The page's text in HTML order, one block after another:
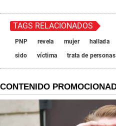
TAGS RELACIONADOS
PNP revela mujer hallada
sido
víctima trata de personas